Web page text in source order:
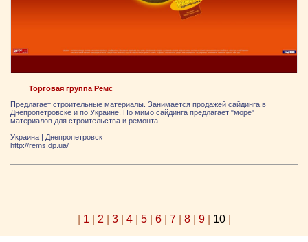
Торговая группа Ремс
Предлагает строительные материалы. Занимается продажей сайдинга в
Днепропетровске и по Украине. По мимо сайдинга предлагает "море"
материалов для строительства и ремонта.
Украина | Днепропетровск
http://rems.dp.ua/
1 2 3| 4| 5| 6| 7 8| 9| 10|